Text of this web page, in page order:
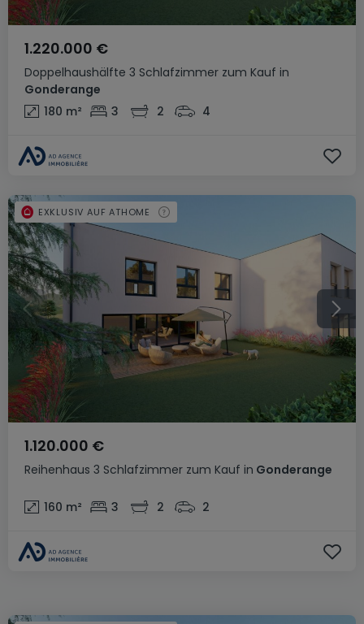
Doppelhaushälfte 3 Schlafzimmer zum Kauf in
Gonderange
1.220.000 €
180 m² 3 2 4
Reihenhaus 3 Schlafzimmer zum Kauf in Gonderange
1.120.000 €
160 m² 3 2 2
EXKLUSIV AUF ATHOME